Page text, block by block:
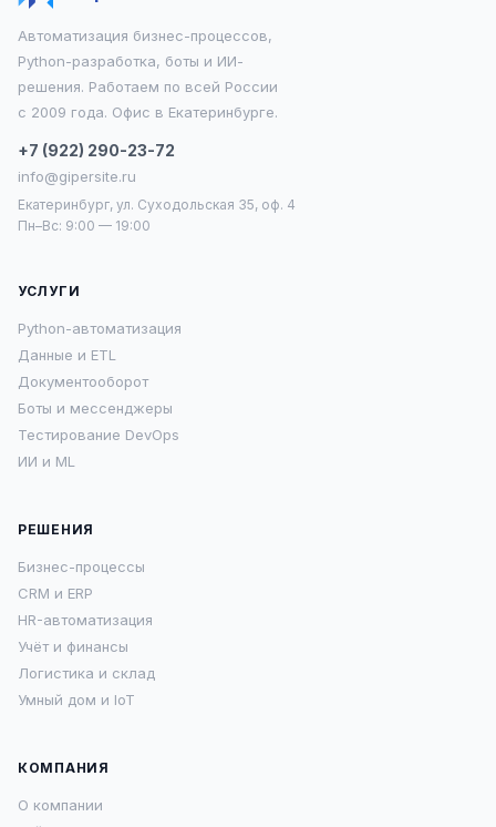
Автоматизация бизнес-процессов,
Python-разработка, боты и ИИ-
решения. Работаем по всей России
с 2009 года. Офис в Екатеринбурге.
+7 (922) 290-23-72
info@gipersite.ru
Екатеринбург, ул. Суходольская 35, оф. 4
Пн–Вс: 9:00 — 19:00
УСЛУГИ
Python-автоматизация
Данные и ETL
Документооборот
Боты и мессенджеры
Тестирование DevOps
ИИ и ML
РЕШЕНИЯ
Бизнес-процессы
CRM и ERP
HR-автоматизация
Учёт и финансы
Логистика и склад
Умный дом и IoT
КОМПАНИЯ
О компании